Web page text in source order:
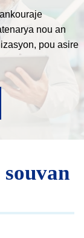
nou an
pou asire